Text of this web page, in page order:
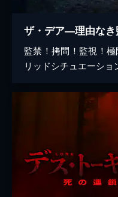
ザ・デア―理由な
監禁！拷問！監視！
リッドシチュエーショ